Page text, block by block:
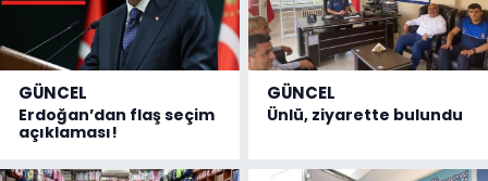
GÜNCEL
Erdoğan’dan flaş seçim
açıklaması!
GÜNCEL
Ünlü, ziyarette bulundu